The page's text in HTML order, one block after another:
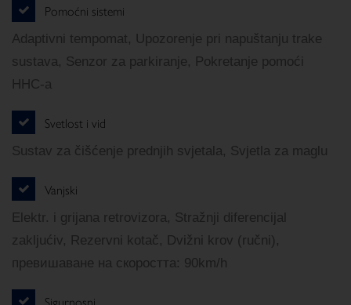
Pomoćni sistemi
Adaptivni tempomat, Upozorenje pri napuštanju trake
sustava, Senzor za parkiranje, Pokretanje pomoći
HHC-a
Svetlost i vid
Sustav za čišćenje prednjih svjetala, Svjetla za maglu
Vanjski
Elektr. i grijana retrovizora, Stražnji diferencijal
zakljućiv, Rezervni kotač, Dvižni krov (ručni),
превишаване на скоростта: 90km/h